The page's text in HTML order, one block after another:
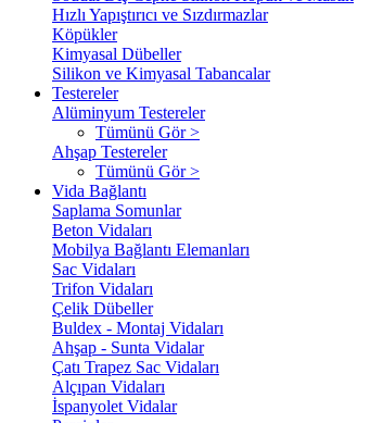
Hızlı Yapıştırıcı ve Sızdırmazlar
Köpükler
Kimyasal Dübeller
Silikon ve Kimyasal Tabancalar
Testereler
Alüminyum Testereler
Tümünü Gör >
Ahşap Testereler
Tümünü Gör >
Vida Bağlantı
Saplama Somunlar
Beton Vidaları
Mobilya Bağlantı Elemanları
Sac Vidaları
Trifon Vidaları
Çelik Dübeller
Buldex - Montaj Vidaları
Ahşap - Sunta Vidalar
Çatı Trapez Sac Vidaları
Alçıpan Vidaları
İspanyolet Vidalar